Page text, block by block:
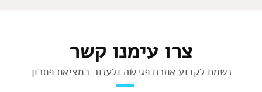
צרו עימנו קשר
נשמח לקבוע אתכם פגישה ולעזור במציאת פתרון